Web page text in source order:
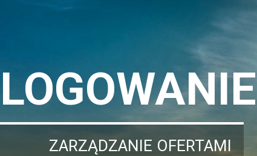
LOGOWANIE
ZARZĄDZANIE OFERTAMI